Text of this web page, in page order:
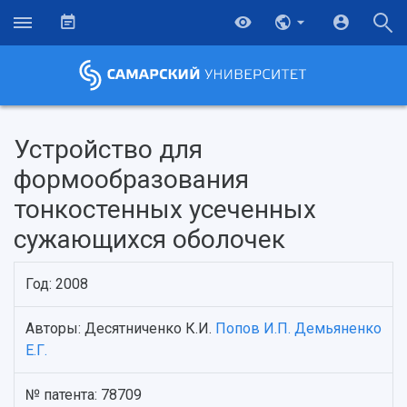
НАЗАД
Об университете
История
Новости
Главные новости
Образование
Почему я выбираю Самарский университет?
Научно-исследовательская деятельность
Основные научные направления
Устройство для
формообразования
тонкостенных усеченных
сужающихся оболочек
Год: 2008
Авторы: Десятниченко К.И. Попов И.П. Демьяненко
Е.Г.
№ патента: 78709